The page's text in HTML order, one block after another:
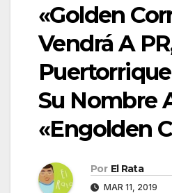
«Golden
Vendrá A
Su Nombre
«Engolden
Por El Rata
MAR 11, 2019